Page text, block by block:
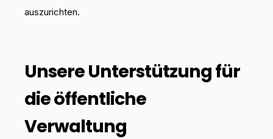
auszurichten.
Unsere Unterstützung für
die öffentliche
Verwaltung